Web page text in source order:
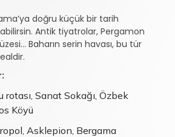
doğru küçük bir tarih
Antik tiyatrolar, Pergamon
Baharın serin havası, bu tür
rotası, Sanat Sokağı, Özbek
Köyü
Asklepion, Bergama